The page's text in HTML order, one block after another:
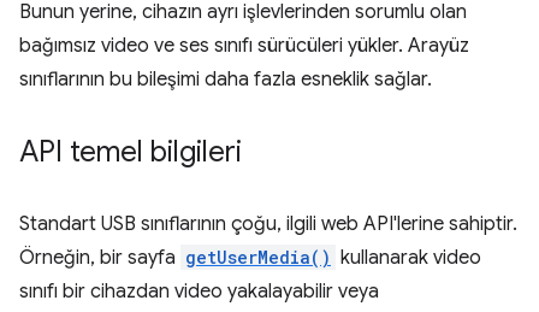
Bunun yerine, cihazın ayrı işlevlerinden sorumlu olan
bağımsız video ve ses sınıfı sürücüleri yükler. Arayüz
sınıflarının bu bileşimi daha fazla esneklik sağlar.
API temel bilgileri
Standart USB sınıflarının çoğu, ilgili web API'lerine sahiptir.
Örneğin, bir sayfa getUserMedia() kullanarak video
sınıfı bir cihazdan video yakalayabilir veya